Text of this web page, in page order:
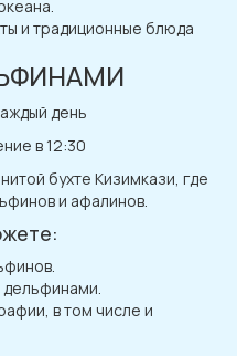
и традиционные блюда
день
в 12:30
бухте Кизимкази, где
и афалинов.
дельфинами.
в том числе и